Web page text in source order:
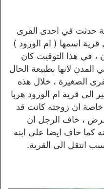
حدثت في احدى القرى
اسمها ( ام الورود )
في هذا التوقيت كان
لانها بطبيعة الحال
الصغيرة ، خلال هذه
الى قرية ام الورود هربا
خاصة ان زوجته كانت قد
، خاف الرجل ان
كما خاف ايضا على ابنه
انتقل الى القرية.